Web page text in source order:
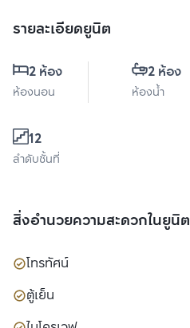
รายละเอียดยูนิต
2 ห้อง
ห้องนอน
2 ห้อง
ห้องน้ำ
12
ลำดับชั้นที่
สิ่งอำนวยความสะดวกในยูนิต
โทรทัศน์
ตู้เย็น